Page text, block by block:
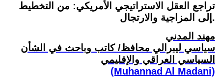
تراجع العقل الاستراتيجي الأمريكي: من التخطيط
إلى المزاجية والارتجال.
مهند المدني
سياسي ليبرالي محافظ/ كاتب وباحث في الشأن
السياسي العراقي والإقليمي
(Muhannad Al Madani)